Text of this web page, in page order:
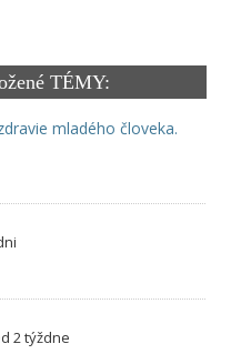
TÉMY:
mladého človeka.
2 týždne